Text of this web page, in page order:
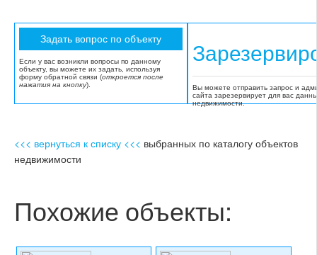
Если у вас возникли вопросы по данному
объекту, вы можете их задать, используя
форму обратной связи (откроется после
нажатия на кнопку).
Вы можете отправить запрос и
сайта зарезервирует для вас
недвижимости.
<<< вернуться к списку <<< выбранных по каталогу объектов
недвижимости
Похожие объекты: